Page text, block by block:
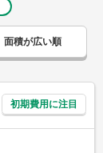
面積が広い順
初期費用に注目